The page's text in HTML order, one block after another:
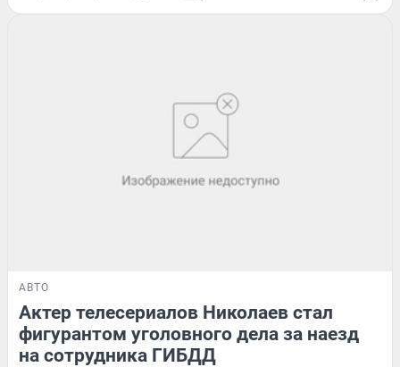
АВТО
Актер телесериалов Николаев стал
фигурантом уголовного дела за наезд
на сотрудника ГИБДД